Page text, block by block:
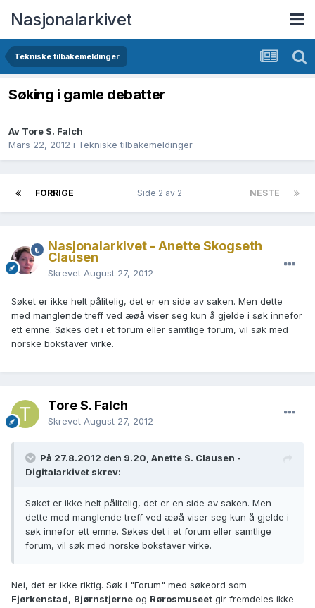
Nasjonalarkivet
Tekniske tilbakemeldinger
Søking i gamle debatter
Av Tore S. Falch
Mars 22, 2012 i Tekniske tilbakemeldinger
FORRIGE NESTE
Side 2 av 2
Nasjonalarkivet - Anette Skogseth
Clausen
Skrevet August 27, 2012
Søket er ikke helt pålitelig, det er en side av saken. Men dette
med manglende treff ved æøå viser seg kun å gjelde i søk innefor
ett emne. Søkes det i et forum eller samtlige forum, vil søk med
norske bokstaver virke.
Tore S. Falch
Skrevet August 27, 2012
På 27.8.2012 den 9.20, Anette S. Clausen -
Digitalarkivet skrev:
Søket er ikke helt pålitelig, det er en side av saken. Men
dette med manglende treff ved æøå viser seg kun å gjelde i
søk innefor ett emne. Søkes det i et forum eller samtlige
forum, vil søk med norske bokstaver virke.
Nei, det er ikke riktig. Søk i "Forum" med søkeord som
Fjørkenstad, Bjørnstjerne og Rørosmuseet gir fremdeles ikke